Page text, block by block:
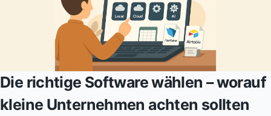
Die richtige Software wählen – worauf
kleine Unternehmen achten sollten